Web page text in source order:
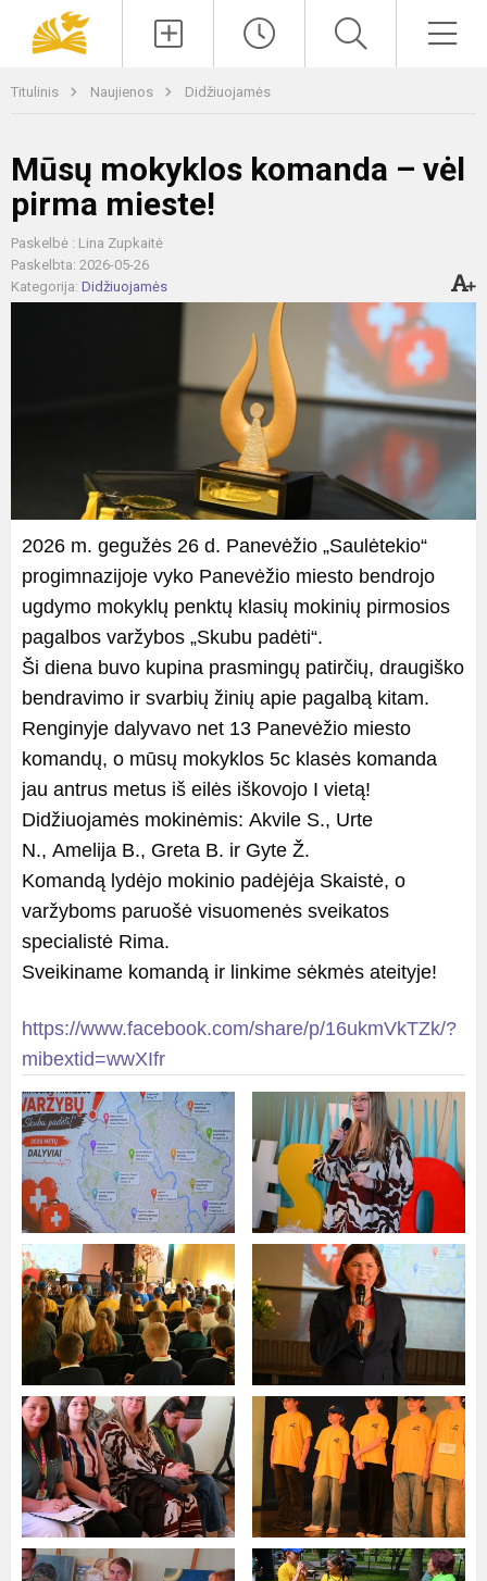
Titulinis Naujienos Didžiuojamės
Mūsų mokyklos komanda – vėl
pirma mieste!
Paskelbė : Lina Zupkaitė
Paskelbta: 2026-05-26
Kategorija: Didžiuojamės
2026 m. gegužės 26 d. Panevėžio „Saulėtekio“
progimnazijoje vyko Panevėžio miesto bendrojo
ugdymo mokyklų penktų klasių mokinių pirmosios
pagalbos varžybos „Skubu padėti“.
Ši diena buvo kupina prasmingų patirčių, draugiško
bendravimo ir svarbių žinių apie pagalbą kitam.
Renginyje dalyvavo net 13 Panevėžio miesto
komandų, o mūsų mokyklos 5c klasės komanda
jau antrus metus iš eilės iškovojo I vietą!
Didžiuojamės mokinėmis: Akvile S., Urte
N., Amelija B., Greta B. ir Gyte Ž.
Komandą lydėjo mokinio padėjėja Skaistė, o
varžyboms paruošė visuomenės sveikatos
specialistė Rima.
Sveikiname komandą ir linkime sėkmės ateityje!
https://www.facebook.com/share/p/16ukmVkTZk/?
mibextid=wwXIfr